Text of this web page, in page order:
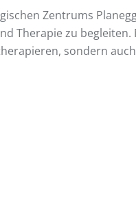
Zentrums
Therapie zu
sondern